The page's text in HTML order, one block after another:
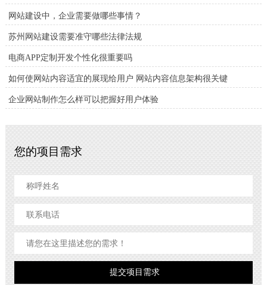
网站建设中，企业需要做哪些事情？
苏州网站建设需要准守哪些法律法规
电商APP定制开发个性化很重要吗
如何使网站内容适宜的展现给用户 网站内容信息架构很关键
企业网站制作怎么样可以把握好用户体验
您的项目需求